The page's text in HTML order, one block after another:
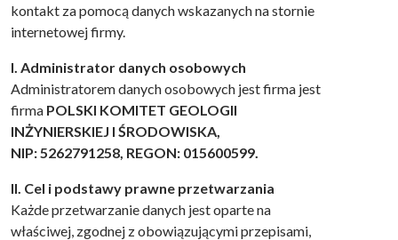
kontakt za pomocą danych wskazanych na stornie
internetowej firmy.
I. Administrator danych osobowych
Administratorem danych osobowych jest firma jest
firma POLSKI KOMITET GEOLOGII
INŻYNIERSKIEJ I ŚRODOWISKA,
NIP: 5262791258, REGON: 015600599.
II. Cel i podstawy prawne przetwarzania
Każde przetwarzanie danych jest oparte na
właściwej, zgodnej z obowiązującymi przepisami,